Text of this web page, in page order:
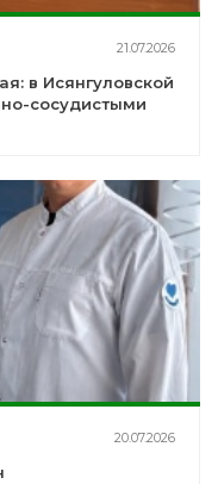
21.07.2026
в Исянгуловской
сосудистыми
20.07.2026